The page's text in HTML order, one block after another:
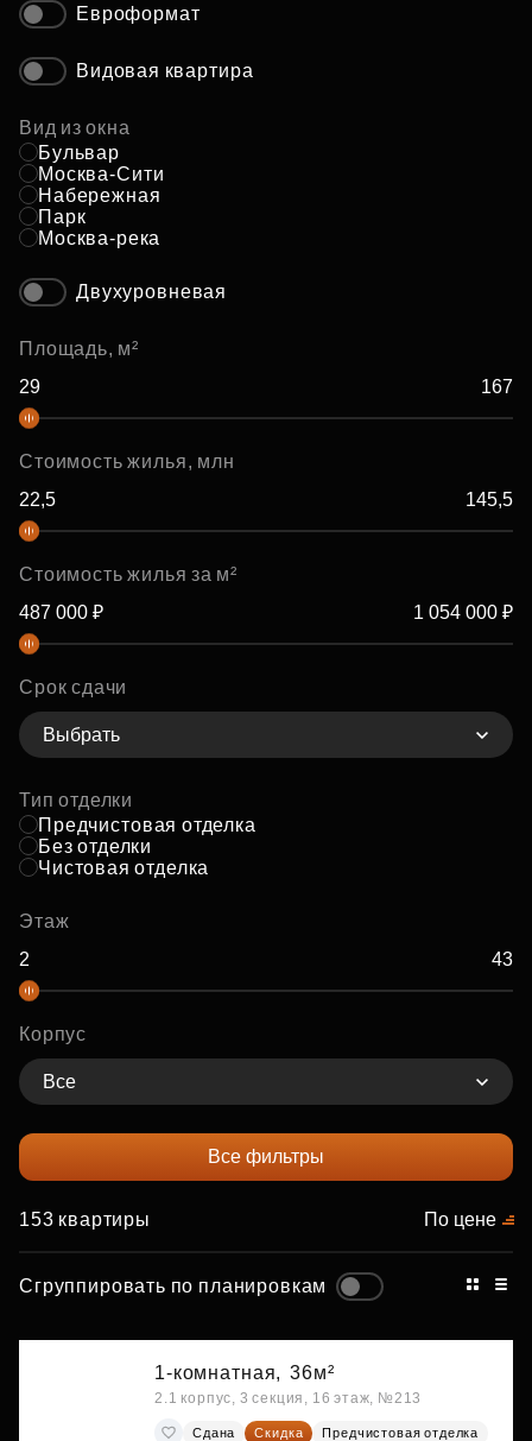
Евроформат
Видовая квартира
Вид из окна
Бульвар
Москва-Сити
Набережная
Парк
Москва-река
Двухуровневая
Площадь, м²
Стоимость жилья, млн
Стоимость жилья за м²
Срок сдачи
Выбрать
Тип отделки
Предчистовая отделка
Без отделки
Чистовая отделка
Этаж
Корпус
Все
Все фильтры
153 квартиры
Сгруппировать по планировкам
По цене
1-комнатная, 36м²
2.1 корпус, 3 секция, 16 этаж, №213
Сдана Скидка
Предчистовая отделка